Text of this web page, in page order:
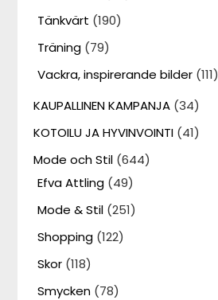
Tänkvärt (190)
Träning (79)
Vackra, inspirerande bilder (111)
KAUPALLINEN KAMPANJA (34)
KOTOILU JA HYVINVOINTI (41)
Mode och Stil (644)
Efva Attling (49)
Mode & Stil (251)
Shopping (122)
Skor (118)
Smycken (78)